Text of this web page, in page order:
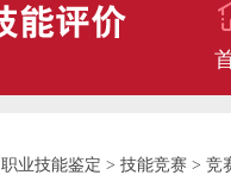
职业技能鉴定 > 技能竞赛 > 竞